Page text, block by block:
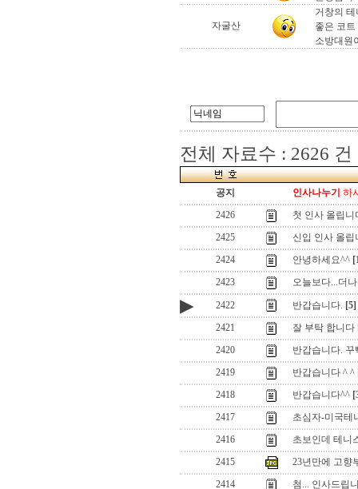
자굴산
거창의
좋은 코
소방대원
전체 자료수 : 2626 건
공지 인사나누기 하
2426
첫 인사 올립니
2425
신입 인사 올립
2424
안녕하세요^^
2423
오늘보다...더
▶ 2422 반갑습니다. [5]
2421
잘 부탁 합니다
2420
반갑습니다. 꾸
2419
반갑습니다 ^ ^
2418
반갑습니다^^
2417
초심자-미국테
2416
초보인데 테니
2415
23년만에 고향
2414
첨... 인사드립